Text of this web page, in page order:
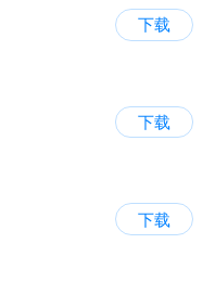
下载
下载
下载